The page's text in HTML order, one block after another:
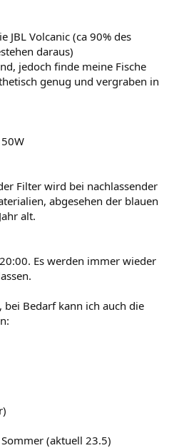
JBL Volcanic (ca 90% des
daraus)
jedoch finde meine Fische
genug und vergraben in
Filter wird bei nachlassender
abgesehen der blauen
alt.
Es werden immer wieder
bei Bedarf kann ich auch die
(aktuell 23.5)